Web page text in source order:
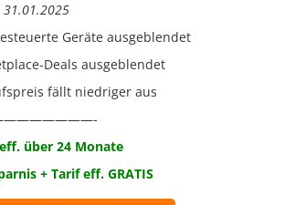
31.01.2025
Geräte ausgeblendet
Deals ausgeblendet
fällt niedriger aus
über 24 Monate
+ Tarifeff. GRATIS